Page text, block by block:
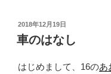
投
稿
日:
2018年12月19日
車のはなし
はじめまして、16のあ